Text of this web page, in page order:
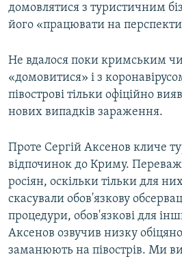
домовлятися з туристичним
його «працювати на
Не вдалося поки кримським
«домовитися» і з
півострові тільки офіційно
нових випадків зараження.
Проте Сергій Аксенов кличе
відпочинок до Криму.
росіян, оскільки тільки для
скасували обов'язкову
процедури, обов'язкові для
Аксенов озвучив низку
заманюють на півострів. Ми